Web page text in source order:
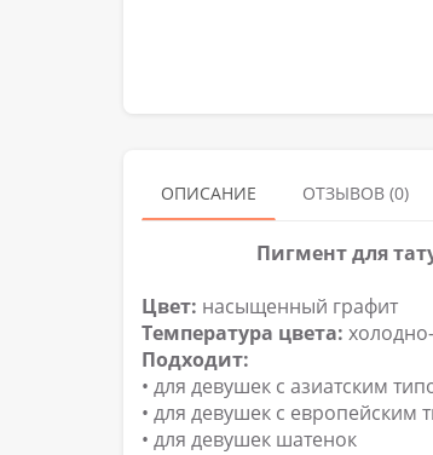
ОПИСАНИЕ ОТЗЫВОВ (0)
Пигмент для
Цвет: насыщенный графит
Температура цвета:
Подходит:
• для девушек с азиатским
• для девушек с европейским
• для девушек шатенок